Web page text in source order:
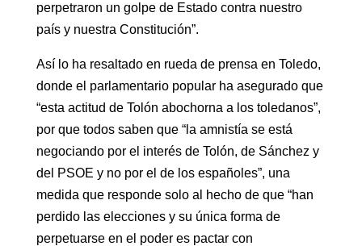
perpetraron un golpe de Estado contra nuestro
país y nuestra Constitución”.
Así lo ha resaltado en rueda de prensa en Toledo,
donde el parlamentario popular ha asegurado que
“esta actitud de Tolón abochorna a los toledanos”,
por que todos saben que “la amnistía se está
negociando por el interés de Tolón, de Sánchez y
del PSOE y no por el de los españoles”, una
medida que responde solo al hecho de que “han
perdido las elecciones y su única forma de
perpetuarse en el poder es pactar con